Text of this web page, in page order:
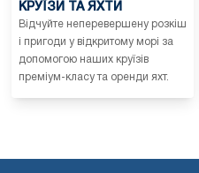
КРУЇЗИ ТА ЯХТИ
Відчуйте неперевершену розкіш
і пригоди у відкритому морі за
допомогою наших круїзів
преміум-класу та оренди яхт.